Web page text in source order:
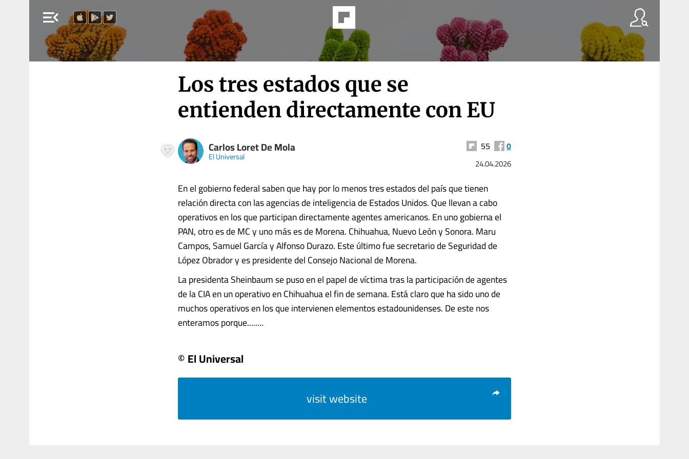
menu_open
Los tres estados que se
entienden directamente con EU
Carlos Loret De Mola
El Universal
55 0
24.04.2026
En el gobierno federal saben que hay por lo menos tres estados del país que tienen
relación directa con las agencias de inteligencia de Estados Unidos. Que llevan a cabo
operativos en los que participan directamente agentes americanos. En uno gobierna el
PAN, otro es de MC y uno más es de Morena. Chihuahua, Nuevo León y Sonora. Maru
Campos, Samuel García y Alfonso Durazo. Este último fue secretario de Seguridad de
López Obrador y es presidente del Consejo Nacional de Morena.
La presidenta Sheinbaum se puso en el papel de víctima tras la participación de agentes
de la CIA en un operativo en Chihuahua el fin de semana. Está claro que ha sido uno de
muchos operativos en los que intervienen elementos estadounidenses. De este nos
enteramos porque........
© El Universal
visit website